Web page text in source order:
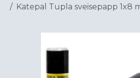
Katepal Tupla sveisepapp 1x8